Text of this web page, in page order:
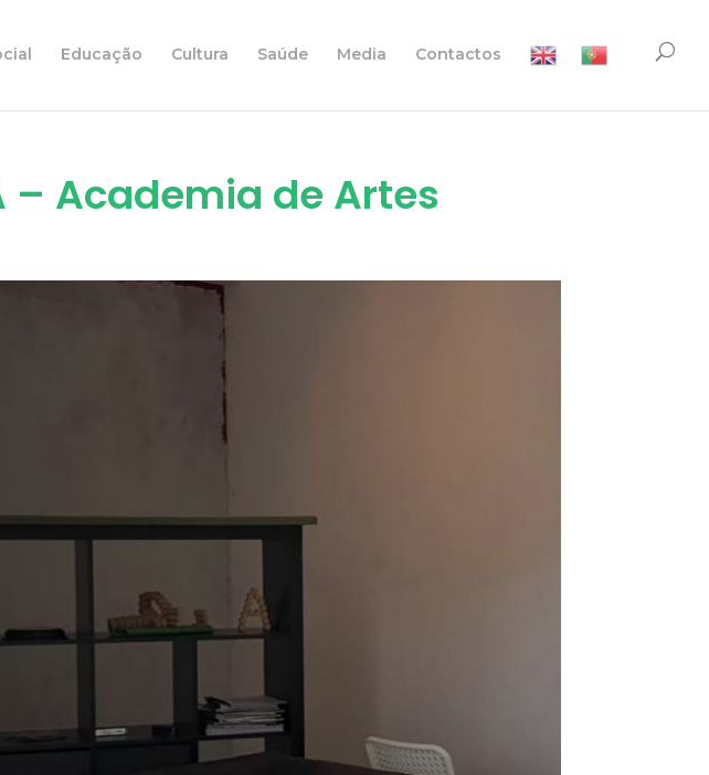
Educação Cultura Saúde Media Contactos
– Academia de Artes